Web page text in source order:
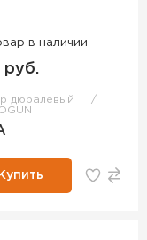
в наличии
руб.
дюралевый
Купить